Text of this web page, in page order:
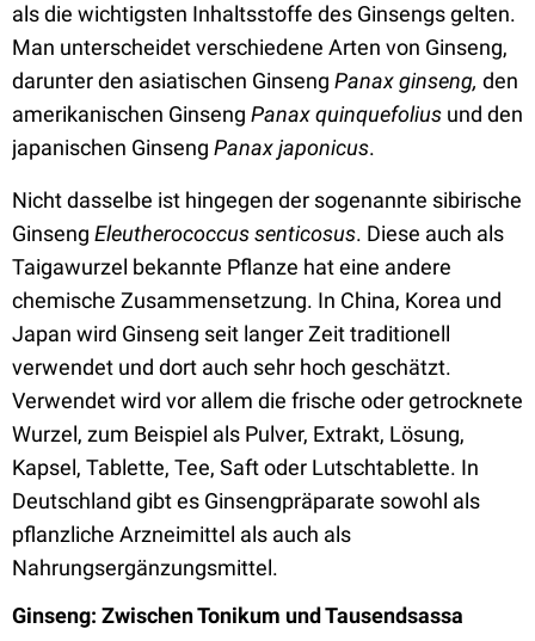
als die wichtigsten Inhaltsstoffe des Ginsengs gelten.
Man unterscheidet verschiedene Arten von Ginseng,
darunter den asiatischen Ginseng Panax ginseng, den
amerikanischen Ginseng Panax quinquefolius und den
japanischen Ginseng Panax japonicus.
Nicht dasselbe ist hingegen der sogenannte sibirische
Ginseng Eleutherococcus senticosus. Diese auch als
Taigawurzel bekannte Pflanze hat eine andere
chemische Zusammensetzung. In China, Korea und
Japan wird Ginseng seit langer Zeit traditionell
verwendet und dort auch sehr hoch geschätzt.
Verwendet wird vor allem die frische oder getrocknete
Wurzel, zum Beispiel als Pulver, Extrakt, Lösung,
Kapsel, Tablette, Tee, Saft oder Lutschtablette. In
Deutschland gibt es Ginsengpräparate sowohl als
pflanzliche Arzneimittel als auch als
Nahrungsergänzungsmittel.
Ginseng: Zwischen Tonikum und Tausendsassa